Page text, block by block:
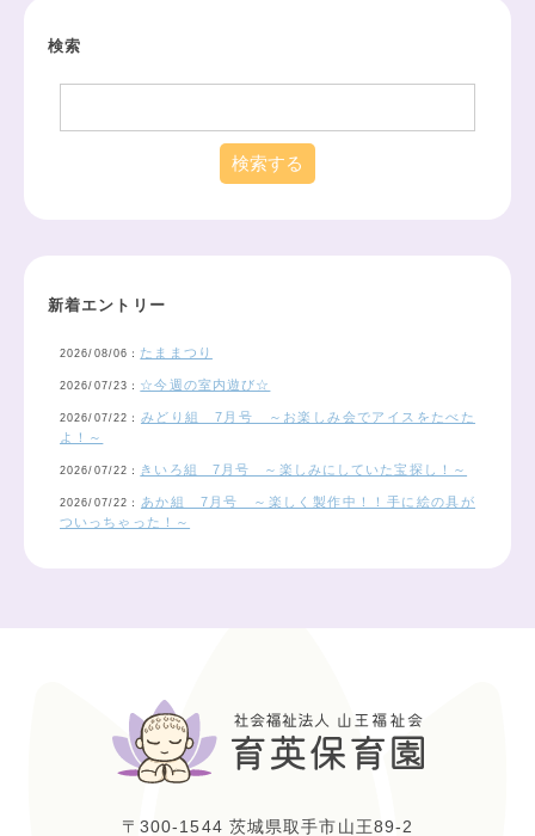
検索
新着エントリー
2026/08/06： たままつり
2026/07/23： ☆今週の室内遊び☆
2026/07/22： みどり組 7月号 ～お楽しみ会でアイスをたべた
よ！～
2026/07/22： きいろ組 7月号 ～楽しみにしていた宝探し！～
2026/07/22： あか組 7月号 ～楽しく製作中！！手に絵の具が
ついっちゃった！～
〒300-1544 茨城県取手市山王89-2